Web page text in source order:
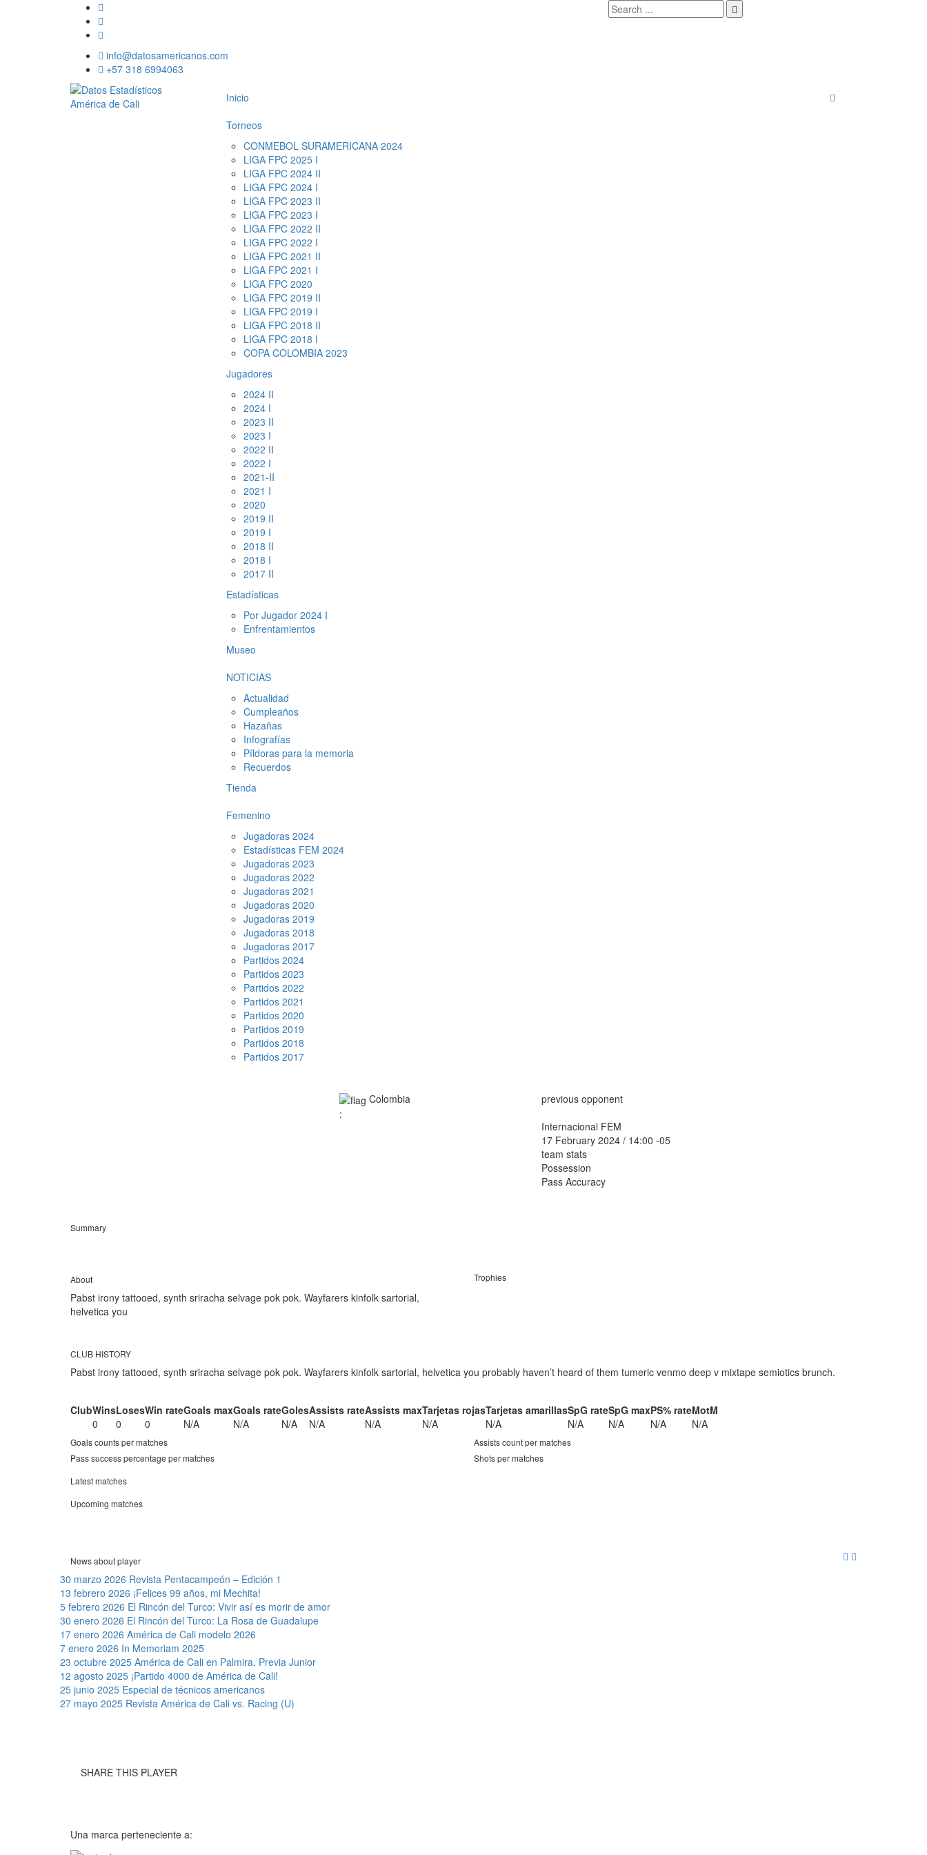
info@datosamericanos.com
+57 318 6994063
Inicio
Torneos
CONMEBOL SURAMERICANA 2024
LIGA FPC 2025 I
LIGA FPC 2024 II
LIGA FPC 2024 I
LIGA FPC 2023 II
LIGA FPC 2023 I
LIGA FPC 2022 II
LIGA FPC 2022 I
LIGA FPC 2021 II
LIGA FPC 2021 I
LIGA FPC 2020
LIGA FPC 2019 II
LIGA FPC 2019 I
LIGA FPC 2018 II
LIGA FPC 2018 I
COPA COLOMBIA 2023
Jugadores
2024 II
2024 I
2023 II
2023 I
2022 II
2022 I
2021-II
2021 I
2020
2019 II
2019 I
2018 II
2018 I
2017 II
Estadísticas
Por Jugador 2024 I
Enfrentamientos
Museo
NOTICIAS
Actualidad
Cumpleaños
Hazañas
Infografías
Píldoras para la memoria
Recuerdos
Tienda
Femenino
Jugadoras 2024
Estadísticas FEM 2024
Jugadoras 2023
Jugadoras 2022
Jugadoras 2021
Jugadoras 2020
Jugadoras 2019
Jugadoras 2018
Jugadoras 2017
Partidos 2024
Partidos 2023
Partidos 2022
Partidos 2021
Partidos 2020
Partidos 2019
Partidos 2018
Partidos 2017
Colombia
:
previous opponent
Internacional FEM
17 February 2024 / 14:00 -05
team stats
Possession
Pass Accuracy
Summary
About
Pabst irony tattooed, synth sriracha selvage pok pok. Wayfarers kinfolk sartorial,
helvetica you
Trophies
CLUB HISTORY
Pabst irony tattooed, synth sriracha selvage pok pok. Wayfarers kinfolk sartorial, helvetica you probably haven’t heard of them tumeric venmo deep v mixtape semiotics brunch.
ClubWinsLosesWin rateGoals maxGoals rateGolesAssists rateAssists maxTarjetas rojasTarjetas amarillasSpG rateSpG maxPS% rateMotM
0
0 0 N/A N/A N/A N/A N/A N/A N/A N/A N/A N/A N/A
Goals counts per matches
Pass success percentage per matches
Assists count per matches
Shots per matches
Latest matches
Upcoming matches
News about player
30 marzo 2026 Revista Pentacampeón – Edición 1
13 febrero 2026 ¡Felices 99 años, mi Mechita!
5 febrero 2026 El Rincón del Turco: Vivir así es morir de amor
30 enero 2026 El Rincón del Turco: La Rosa de Guadalupe
17 enero 2026 América de Cali modelo 2026
7 enero 2026 In Memoriam 2025
23 octubre 2025 América de Cali en Palmira. Previa Junior
12 agosto 2025 ¡Partido 4000 de América de Cali!
25 junio 2025 Especial de técnicos americanos
27 mayo 2025 Revista América de Cali vs. Racing (U)
SHARE THIS PLAYER
Una marca perteneciente a: